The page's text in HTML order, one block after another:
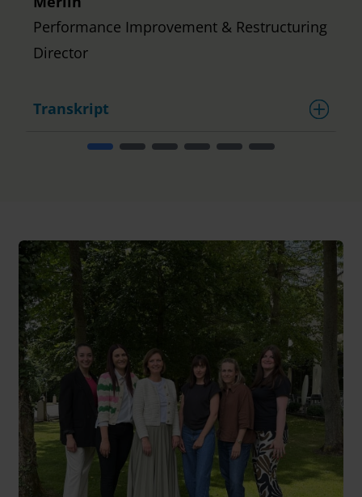
Performance Improvement & Restructuring
Director
Transkript